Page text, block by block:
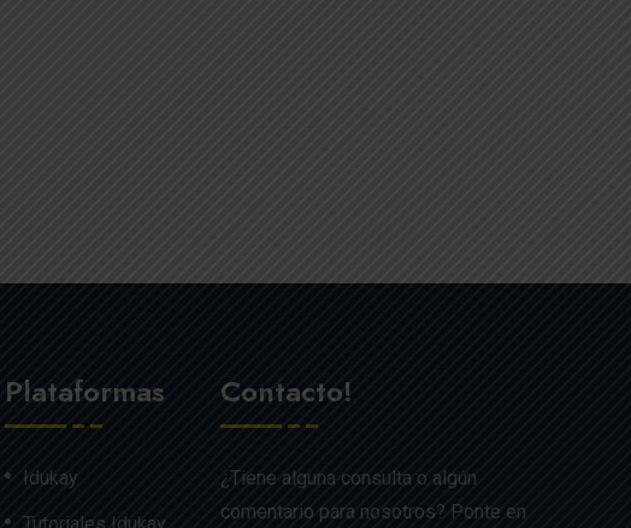
Plataformas
Idukay
Contacto!
¿Tiene alguna consulta o algún
comentario para nosotros? Ponte en